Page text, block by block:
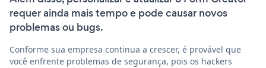
requer ainda mais tempo e pode causar novos
problemas ou bugs.
Conforme sua empresa continua a crescer, é provável que
você enfrente problemas de segurança, pois os hackers